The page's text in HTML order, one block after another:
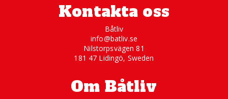
Kontakta oss
Båtliv
info@batliv.se
Nilstorpsvägen 81
181 47 Lidingö, Sweden
Om Båtliv